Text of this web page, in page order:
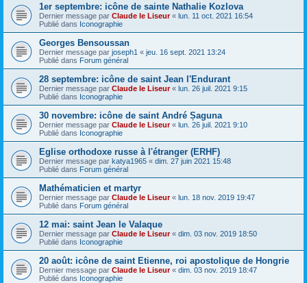
1er septembre: icône de sainte Nathalie Kozlova
Dernier message par Claude le Liseur« lun. 11 oct. 2021 16:54
Publié dans Iconographie
Georges Bensoussan
Dernier message par joseph1 « jeu. 16 sept. 2021 13:24
Publié dans Forum général
28 septembre: icône de saint Jean l'Endurant
Dernier message par Claude le Liseur« lun. 26 juil. 2021 9:15
Publié dans Iconographie
30 novembre: icône de saint André Șaguna
Dernier message par Claude le Liseur« lun. 26 juil. 2021 9:10
Publié dans Iconographie
Eglise orthodoxe russe à l'étranger (ERHF)
Dernier message par katya1965 « dim. 27 juin 2021 15:48
Publié dans Forum général
Mathématicien et martyr
Dernier message par Claude le Liseur« lun. 18 nov. 2019 19:47
Publié dans Forum général
12 mai: saint Jean le Valaque
Dernier message par Claude le Liseur« dim. 03 nov. 2019 18:50
Publié dans Iconographie
20 août: icône de saint Etienne, roi apostolique de Hongrie
Dernier message par Claude le Liseur« dim. 03 nov. 2019 18:47
Publié dans Iconographie